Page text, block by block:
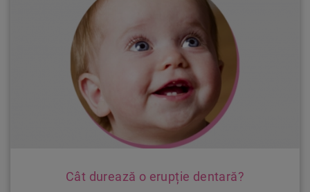
Cât durează o erupție dentară?